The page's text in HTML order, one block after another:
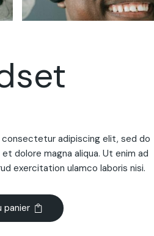
adipiscing elit, sed do
dolore magna aliqua. Ut enim ad
exercitation ulamco laboris nisi.
panier